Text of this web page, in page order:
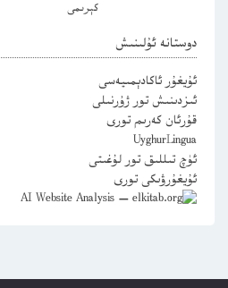
كېرىمى
دوستانە ئۇلىنىش
ئۇيغۇر ئاكادېمىيەسى
ئىزدىنىش تور ژۇرنىلى
قۇرئان كەرىم تورى
UyghurLingua
ئۈچ تىللىق تور لۇغىتى
ئۇيغۇرۋىكى تورى